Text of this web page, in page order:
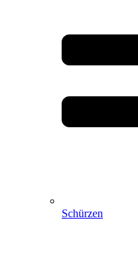
Schürzen